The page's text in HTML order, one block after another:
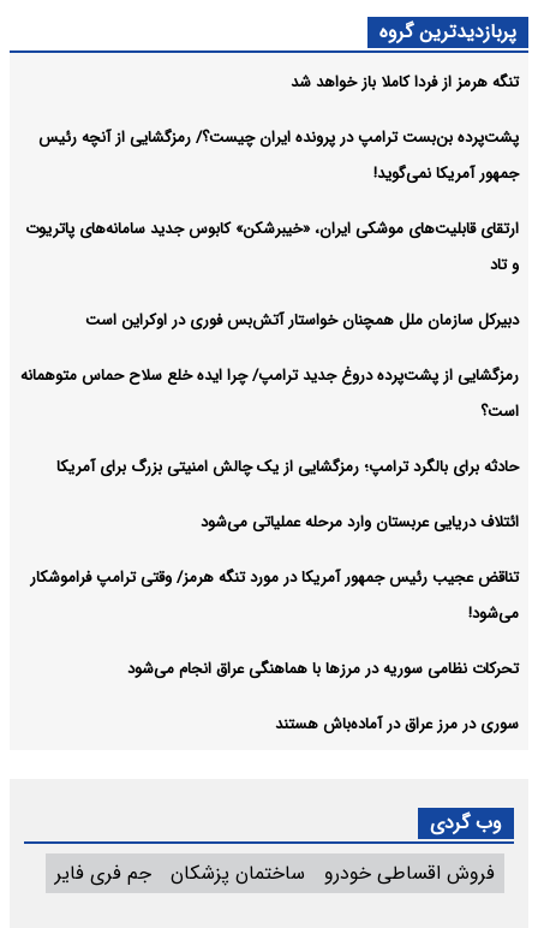
پربازدیدترین گروه
تنگه هرمز از فردا کاملا باز خواهد شد
پشت‌پرده بن‌بست ترامپ در پرونده ایران چیست؟/ رمزگشایی از آنچه رئیس
جمهور آمریکا نمی‌گوید!
ارتقای قابلیت‌های موشکی ایران، «خیبرشکن» کابوس جدید سامانه‌های پاتریوت
و تاد
دبیرکل سازمان ملل همچنان خواستار آتش‌بس فوری در اوکراین است
رمزگشایی از پشت‌پرده دروغ جدید ترامپ/ چرا ایده خلع سلاح حماس متوهمانه
است؟
حادثه برای بالگرد ترامپ؛ رمزگشایی از یک چالش امنیتی بزرگ برای آمریکا
ائتلاف دریایی عربستان وارد مرحله عملیاتی می‌شود
تناقض عجیب رئیس جمهور آمریکا در مورد تنگه هرمز/ وقتی ترامپ فراموشکار
می‌شود!
تحرکات نظامی سوریه در مرزها با هماهنگی عراق انجام می‌شود
سوری در مرز عراق در آماده‌باش هستند
وب گردی
فروش اقساطی خودرو
ساختمان پزشکان جم فری فایر